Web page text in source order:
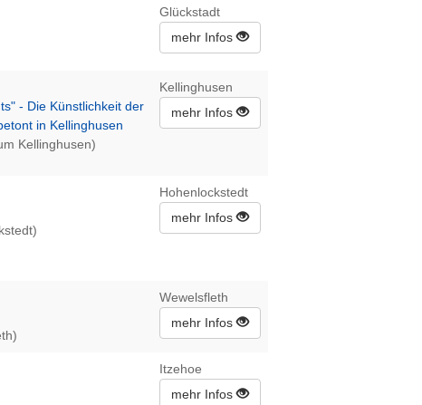
Glückstadt
mehr Infos
- Die Künstlichkeit der
in Kellinghusen
Kellinghusen)
Kellinghusen
mehr Infos
Hohenlockstedt
mehr Infos
Wewelsfleth
mehr Infos
Itzehoe
mehr Infos